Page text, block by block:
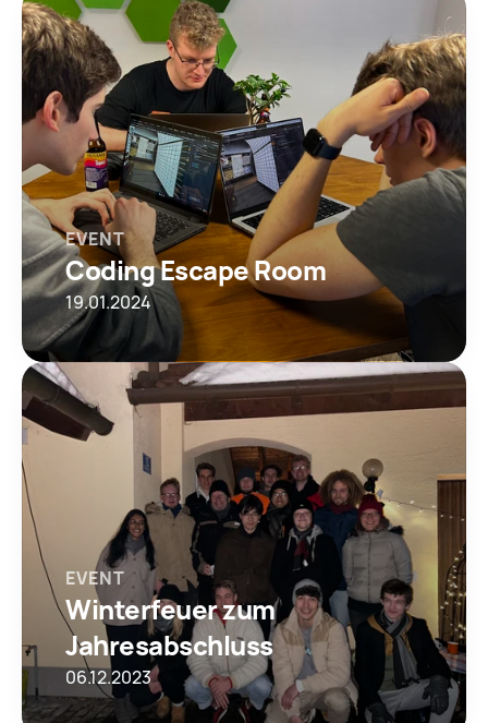
EVENT
Coding Escape Room
19.01.2024
EVENT
Winterfeuer zum
Jahresabschluss
06.12.2023